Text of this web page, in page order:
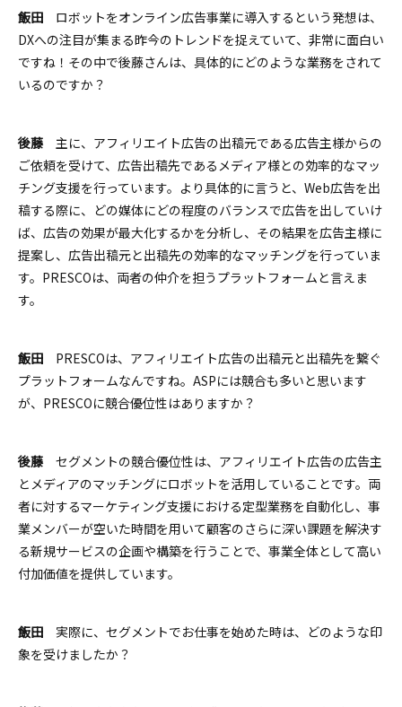
飯田 ロボットをオンライン広告事業に導入するという発想は、
DXへの注目が集まる昨今のトレンドを捉えていて、非常に面白い
ですね！その中で後藤さんは、具体的にどのような業務をされて
いるのですか？
後藤主に、アフィリエイト広告の出稿元である広告主様からの
ご依頼を受けて、広告出稿先であるメディア様との効率的なマッ
チング支援を行っています。より具体的に言うと、Web広告を出
稿する際に、どの媒体にどの程度のバランスで広告を出していけ
ば、広告の効果が最大化するかを分析し、その結果を広告主様に
提案し、広告出稿元と出稿先の効率的なマッチングを行っていま
す。PRESCOは、両者の仲介を担うプラットフォームと言えま
す。
飯田 PRESCOは、アフィリエイト広告の出稿元と出稿先を繋ぐ
プラットフォームなんですね。ASPには競合も多いと思います
が、PRESCOに競合優位性はありますか？
後藤セグメントの競合優位性は、アフィリエイト広告の広告主
とメディアのマッチングにロボットを活用していることです。両
者に対するマーケティング支援における定型業務を自動化し、事
業メンバーが空いた時間を用いて顧客のさらに深い課題を解決す
る新規サービスの企画や構築を行うことで、事業全体として高い
付加価値を提供しています。
飯田 実際に、セグメントでお仕事を始めた時は、どのような印
象を受けましたか？